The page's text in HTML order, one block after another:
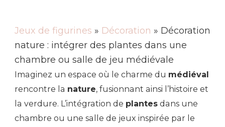
Jeux de figurines » Décoration » Décoration
nature : intégrer des plantes dans une
chambre ou salle de jeu médiévale
Imaginez un espace où le charme du médiéval
rencontre la nature, fusionnant ainsi l’histoire et
la verdure. L’intégration de plantes dans une
chambre ou une salle de jeux inspirée par le